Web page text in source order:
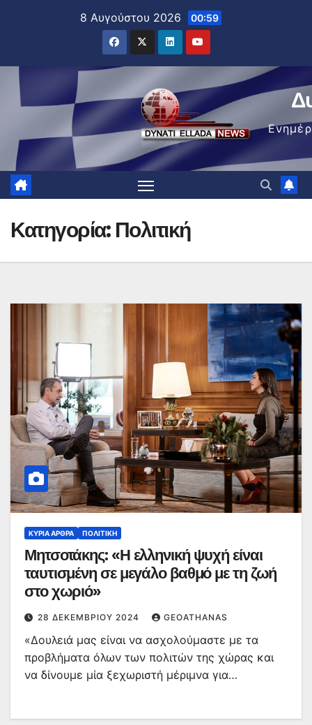
8 Αυγούστου 2026 00:59
Κατηγορία: Πολιτική
ΚΥΡΙΑ ΑΡΘΡΑ ΠΟΛΙΤΙΚΉ
Μητσοτάκης: «Η ελληνική ψυχή είναι
ταυτισμένη σε μεγάλο βαθμό με τη ζωή
στο χωριό»
28 ΔΕΚΕΜΒΡΊΟΥ 2024 GEOATHANAS
«Δουλειά μας είναι να ασχολούμαστε με τα
προβλήματα όλων των πολιτών της χώρας και
να δίνουμε μία ξεχωριστή μέριμνα για…